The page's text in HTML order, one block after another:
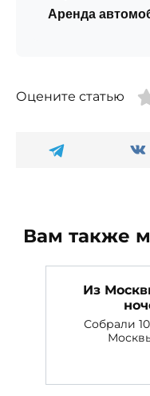
Аренда
Оцените статью
Вам также
Из
Собрали